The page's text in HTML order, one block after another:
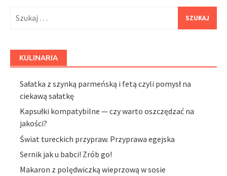
KULINARIA
Sałatka z szynką parmeńską i fetą czyli pomysł na
ciekawą sałatkę
Kapsułki kompatybilne — czy warto oszczędzać na
jakości?
Świat tureckich przypraw. Przyprawa egejska
Sernik jak u babci! Zrób go!
Makaron z polędwiczką wieprzową w sosie